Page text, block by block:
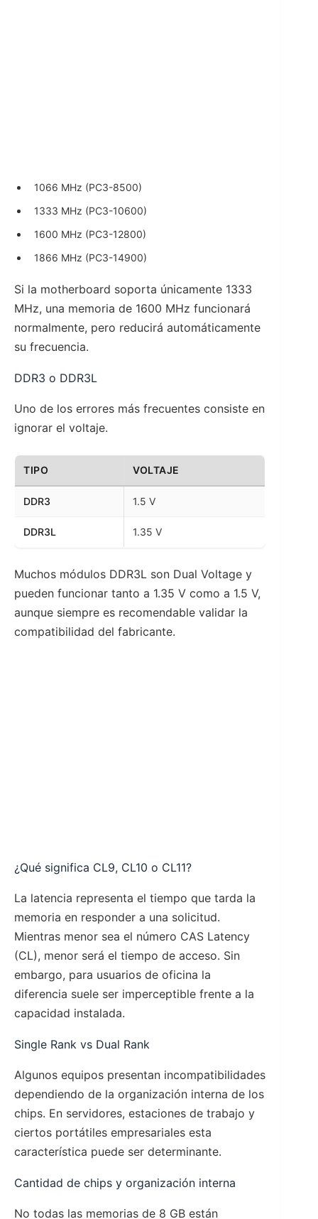
1066 MHz (PC3-8500)
1333 MHz (PC3-10600)
1600 MHz (PC3-12800)
1866 MHz (PC3-14900)
Si la motherboard soporta únicamente 1333
MHz, una memoria de 1600 MHz funcionará
normalmente, pero reducirá automáticamente
su frecuencia.
DDR3 o DDR3L
Uno de los errores más frecuentes consiste en
ignorar el voltaje.
TIPO VOLTAJE
DDR3 1.5 V
DDR3L 1.35 V
Muchos módulos DDR3L son Dual Voltage y
pueden funcionar tanto a 1.35 V como a 1.5 V,
aunque siempre es recomendable validar la
compatibilidad del fabricante.
¿Qué significa CL9, CL10 o CL11?
La latencia representa el tiempo que tarda la
memoria en responder a una solicitud.
Mientras menor sea el número CAS Latency
(CL), menor será el tiempo de acceso. Sin
embargo, para usuarios de oficina la
diferencia suele ser imperceptible frente a la
capacidad instalada.
Single Rank vs Dual Rank
Algunos equipos presentan incompatibilidades
dependiendo de la organización interna de los
chips. En servidores, estaciones de trabajo y
ciertos portátiles empresariales esta
característica puede ser determinante.
Cantidad de chips y organización interna
No todas las memorias de 8 GB están